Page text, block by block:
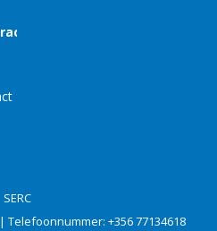
SERC
| Telefoonnummer: +356 77134618